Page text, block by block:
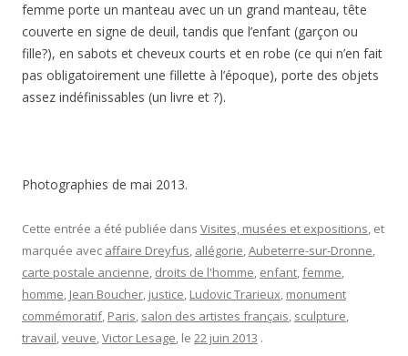
femme porte un manteau avec un un grand manteau, tête
couverte en signe de deuil, tandis que l’enfant (garçon ou
fille?), en sabots et cheveux courts et en robe (ce qui n’en fait
pas obligatoirement une fillette à l’époque), porte des objets
assez indéfinissables (un livre et ?).
Photographies de mai 2013.
Cette entrée a été publiée dans Visites, musées et expositions, et
marquée avec affaire Dreyfus, allégorie,Aubeterre-sur-Dronne,
carte postale ancienne, droits de l'homme, enfant,femme,
homme, Jean Boucher, justice, Ludovic Trarieux, monument
commémoratif, Paris, salon des artistes français, sculpture,
travail,veuve,Victor Lesage, le 22 juin 2013 .